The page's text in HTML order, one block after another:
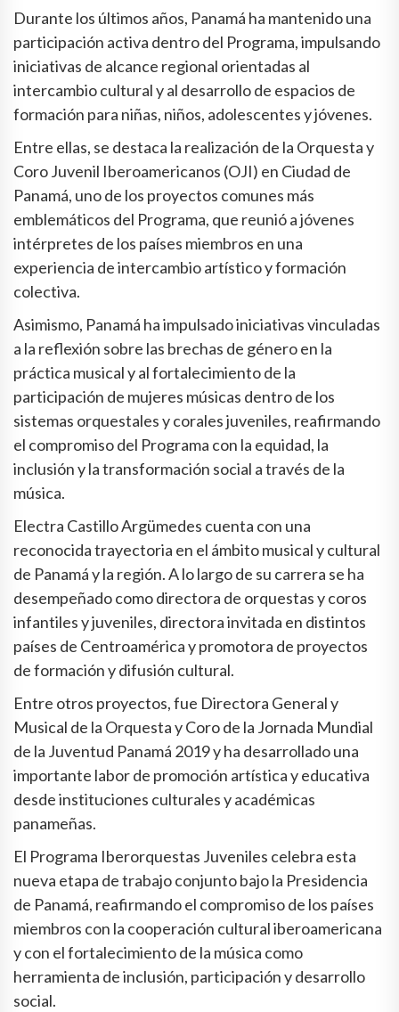
Durante los últimos años, Panamá ha mantenido una
participación activa dentro del Programa, impulsando
iniciativas de alcance regional orientadas al
intercambio cultural y al desarrollo de espacios de
formación para niñas, niños, adolescentes y jóvenes.
Entre ellas, se destaca la realización de la Orquesta y
Coro Juvenil Iberoamericanos (OJI) en Ciudad de
Panamá, uno de los proyectos comunes más
emblemáticos del Programa, que reunió a jóvenes
intérpretes de los países miembros en una
experiencia de intercambio artístico y formación
colectiva.
Asimismo, Panamá ha impulsado iniciativas vinculadas
a la reflexión sobre las brechas de género en la
práctica musical y al fortalecimiento de la
participación de mujeres músicas dentro de los
sistemas orquestales y corales juveniles, reafirmando
el compromiso del Programa con la equidad, la
inclusión y la transformación social a través de la
música.
Electra Castillo Argümedes cuenta con una
reconocida trayectoria en el ámbito musical y cultural
de Panamá y la región. A lo largo de su carrera se ha
desempeñado como directora de orquestas y coros
infantiles y juveniles, directora invitada en distintos
países de Centroamérica y promotora de proyectos
de formación y difusión cultural.
Entre otros proyectos, fue Directora General y
Musical de la Orquesta y Coro de la Jornada Mundial
de la Juventud Panamá 2019 y ha desarrollado una
importante labor de promoción artística y educativa
desde instituciones culturales y académicas
panameñas.
El Programa Iberorquestas Juveniles celebra esta
nueva etapa de trabajo conjunto bajo la Presidencia
de Panamá, reafirmando el compromiso de los países
miembros con la cooperación cultural iberoamericana
y con el fortalecimiento de la música como
herramienta de inclusión, participación y desarrollo
social.